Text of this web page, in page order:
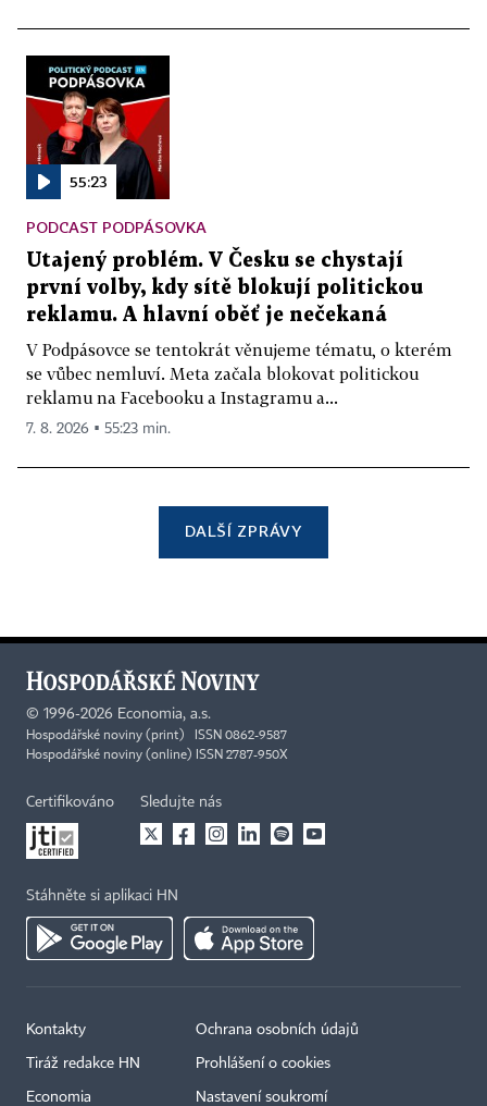
55:23
PODCAST PODPÁSOVKA
Utajený problém. V Česku se chystají
první volby, kdy sítě blokují politickou
reklamu. A hlavní oběť je nečekaná
V Podpásovce se tentokrát věnujeme tématu, o kterém
se vůbec nemluví. Meta začala blokovat politickou
reklamu na Facebooku a Instagramu a...
7. 8. 2026 ▪ 55:23 min.
DALŠÍ ZPRÁVY
© 1996-2026 Economia, a.s.
Hospodářské noviny (print) ISSN 0862-9587
Hospodářské noviny (online) ISSN 2787-950X
Certifikováno Sledujte nás
Stáhněte si aplikaci HN
Kontakty
Tiráž redakce HN
Economia
Ochrana osobních údajů
Prohlášení o cookies
Nastavení soukromí